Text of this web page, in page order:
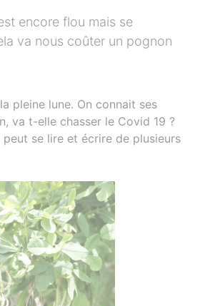
encore flou mais se
va nous coûter un pognon
pleine lune. On connait ses
va t-elle chasser le Covid 19 ?
se lire et écrire de plusieurs